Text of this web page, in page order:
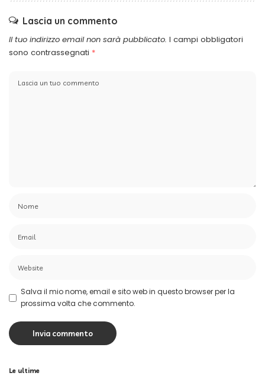
Lascia un commento
Il tuo indirizzo email non sarà pubblicato. I campi obbligatori
sono contrassegnati *
Salva il mio nome, email e sito web in questo browser per la
prossima volta che commento.
Le ultime